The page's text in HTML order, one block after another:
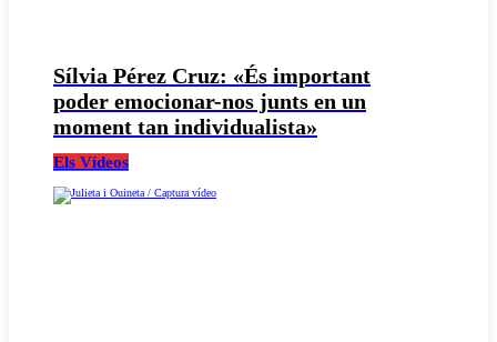
Sílvia Pérez Cruz: «És important
poder emocionar-nos junts en un
moment tan individualista»
Els Vídeos